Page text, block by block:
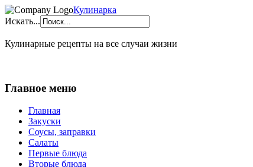
Кулинарка
Искать...
Кулинарные рецепты на все случаи жизни
Главное меню
Главная
Закуски
Соусы, заправки
Салаты
Первые блюда
Вторые блюда